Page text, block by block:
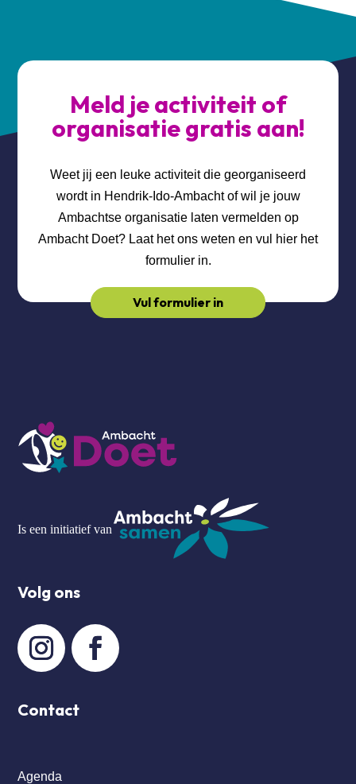
Meld je activiteit of
organisatie gratis aan!
Weet jij een leuke activiteit die georganiseerd
wordt in Hendrik-Ido-Ambacht of wil je jouw
Ambachtse organisatie laten vermelden op
Ambacht Doet? Laat het ons weten en vul hier het
formulier in.
Vul formulier in
Is een initiatief van
Volg ons
Contact
Agenda